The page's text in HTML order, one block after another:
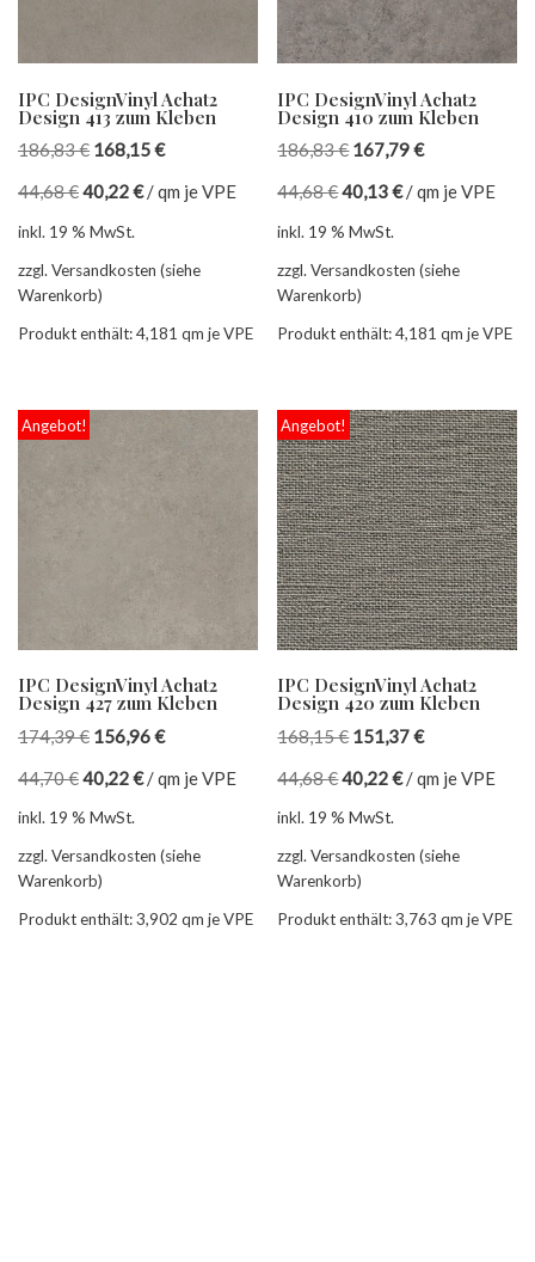
IPC DesignVinyl Achat2
Design 413 zum Kleben
186,83€ 168,15€
44,68€40,22€/qm je VPE
inkl. 19 % MwSt.
zzgl. Versandkosten (siehe
Warenkorb)
Produkt enthält: 4,181 qm je VPE
IPC DesignVinyl Achat2
Design 410 zum Kleben
186,83€ 167,79€
44,68€40,13€/qm je VPE
inkl. 19 % MwSt.
zzgl. Versandkosten (siehe
Warenkorb)
Produkt enthält: 4,181qm je VPE
Angebot!
IPC DesignVinyl Achat2
Design 427 zum Kleben
174,39€ 156,96€
44,70€40,22€/qm je VPE
inkl. 19 % MwSt.
zzgl. Versandkosten (siehe
Warenkorb)
Produkt enthält: 3,902 qm je VPE
Angebot!
IPC DesignVinyl Achat2
Design 420 zum Kleben
168,15€ 151,37€
44,68€40,22€/qm je VPE
inkl. 19 % MwSt.
zzgl. Versandkosten (siehe
Warenkorb)
Produkt enthält: 3,763qm je VPE